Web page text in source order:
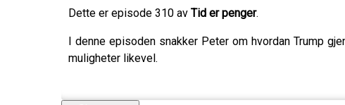
Dette er episode 310 av Tid er penger.
I denne episoden snakker Peter om hvordan Trump
muligheter likevel.